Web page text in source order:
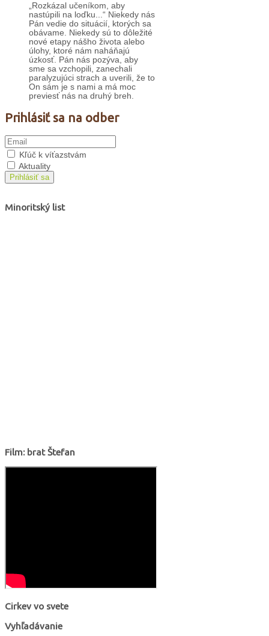
„Rozkázal učeníkom, aby
nastúpili na loďku...“ Niekedy nás
Pán vedie do situácií, ktorých sa
obávame. Niekedy sú to dôležité
nové etapy nášho života alebo
úlohy, ktoré nám naháňajú
úzkosť. Pán nás pozýva, aby
sme sa vzchopili, zanechali
paralyzujúci strach a uverili, že to
On sám je s nami a má moc
previesť nás na druhý breh.
Prihlásiť sa na odber
Kľúč k víťazstvám
Aktuality
Prihlásiť sa
Minoritský list
Film: brat Štefan
Cirkev vo svete
Vyhľadávanie